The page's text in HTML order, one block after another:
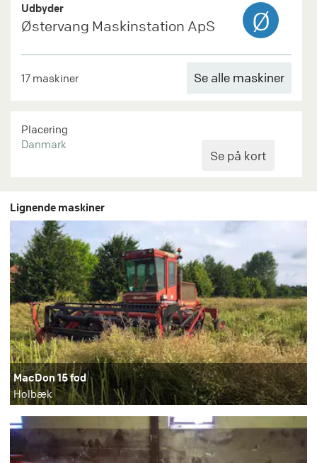
Udbyder
Østervang Maskinstation ApS Ø
17 maskiner Se alle maskiner
Placering
Danmark
Lignende maskiner
MacDon 15 fod
Holbæk